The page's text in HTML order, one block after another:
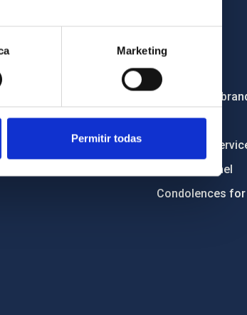
Marketing
Permitir todas
Employment
Tenders
Institutional
RSS
Electronic
Ethics channel
Condolences